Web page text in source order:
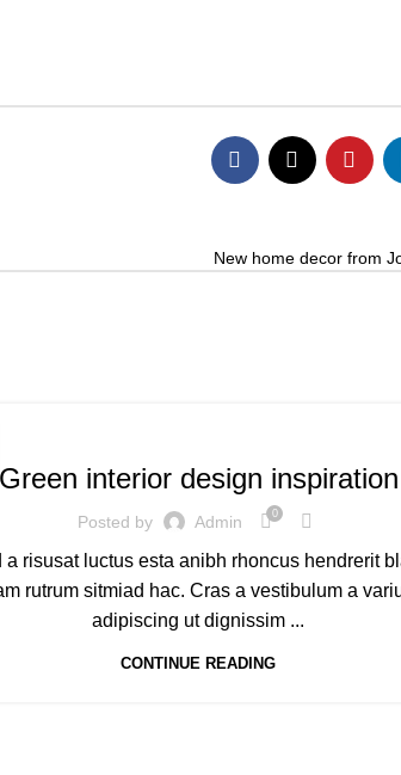
New home decor from
BICYCLE
Green interior design inspiration
Posted by Admin 0
a risusat luctus esta anibh rhoncus hendrerit
rutrum sitmiad hac. Cras a vestibulum a
adipiscing ut dignissim ...
CONTINUE READING